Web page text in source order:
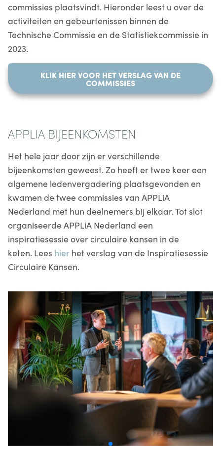
commissies plaatsvindt. Hieronder leest u over de
activiteiten en gebeurtenissen binnen de
Technische Commissie en de Statistiekcommissie in
2023.
KLIK HIER VOOR HET VERSLAG VAN DE
COMMISSIES
APPLIA BIJEENKOMSTEN
Het hele jaar door zijn er verschillende
bijeenkomsten geweest. Zo heeft er twee keer een
algemene ledenvergadering plaatsgevonden en
kwamen de twee commissies van APPLiA
Nederland met hun deelnemers bij elkaar. Tot slot
organiseerde APPLiA Nederland een
inspiratiesessie over circulaire kansen in de
keten. Lees hier het verslag van de Inspiratiesessie
Circulaire Kansen.